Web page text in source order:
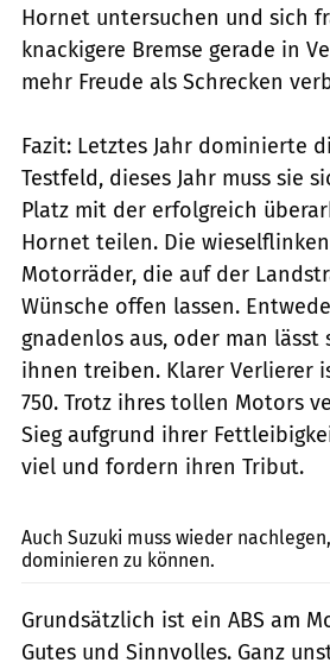
Hornet untersuchen und sich
knackigere Bremse gerade in
mehr Freude als Schrecken
Fazit: Letztes Jahr dominierte
Testfeld, dieses Jahr muss sie
Platz mit der erfolgreich
Hornet teilen. Die
Motorräder, die auf der
Wünsche offen lassen.
gnadenlos aus, oder man
ihnen treiben. Klarer Verlierer
750. Trotz ihres tollen Motors
Sieg aufgrund ihrer
viel und fordern ihren Tribut.
Auch Suzuki muss wieder
dominieren zu können.
Grundsätzlich ist ein ABS am
Gutes und Sinnvolles. Ganz